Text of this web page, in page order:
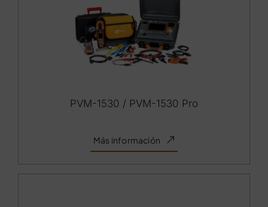
PVM-1530 / PVM-1530 Pro
Más información